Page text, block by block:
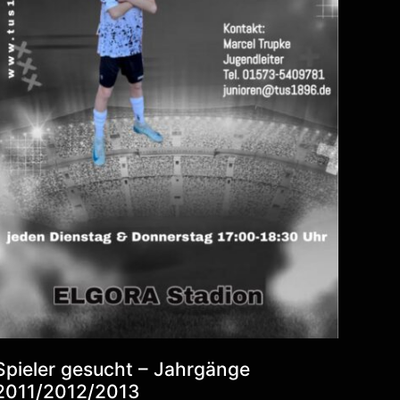
gesucht – Jahrgänge
2012/2013